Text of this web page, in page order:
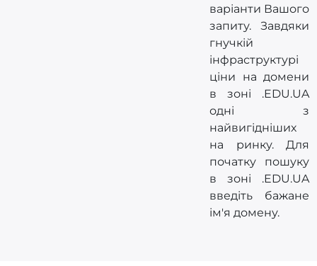
варіанти Вашого
запиту. Завдяки
гнучкій
інфраструктурі
ціни на домени
в зоні .EDU.UA
одні з
найвигідніших
на ринку. Для
початку пошуку
в зоні .EDU.UA
введіть бажане
ім'я домену.